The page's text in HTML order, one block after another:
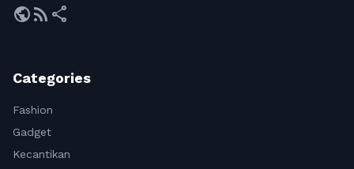
publicrss_feed share
Categories
Fashion
Gadget
Kecantikan